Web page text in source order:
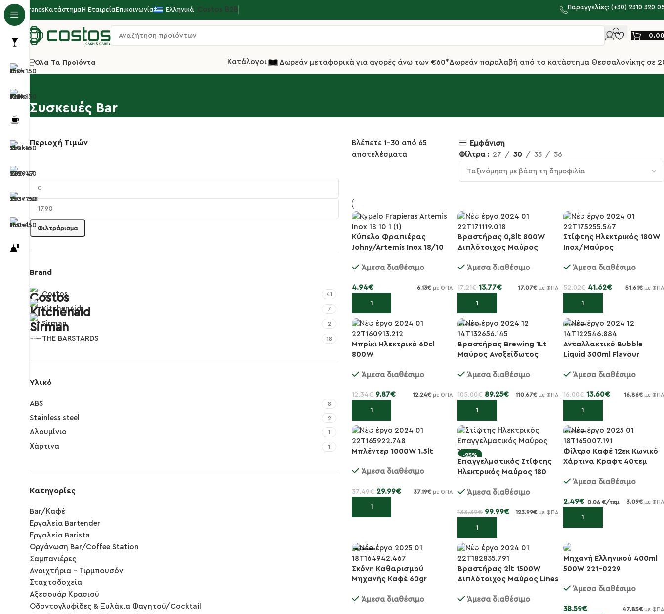
BrandsΚατάστημαΗ ΕταιρείαΕπικοινωνία Ελληνικά Costos Β2Β Παραγγελίες: (+30) 2310 320
0.00
Όλα Τα Προϊόντα Κατάλογοι Δωρεάν μεταφορικά για αγορές άνω των €60*Δωρεάν παραλαβή από το κατάστημα Θεσσαλονίκης σε
Συσκευές Bar
Περιοχή Τιμών
Φιλτράρισμα
Brand
Costos 41
KitchenAid 7
Sirman 2
THE BARSTARDS 18
Υλικό
ABS 8
Stainless steel 2
Αλουμίνιο 1
Χάρτινα 1
Κατηγορίες
Bar/Καφέ
Εργαλεία Bartender
Εργαλεία Barista
Οργάνωση Bar/Coffee Station
Σαμπανιέρες
Ανοιχτήρια - Τιρμπουσόν
Σταχτοδοχεία
Αξεσουάρ Κρασιού
Οδοντογλυφίδες & Ξυλάκια Φαγητού/Cocktail
Βλέπετε 1–30 από 65
αποτελέσματα
Εμφάνιση
Φίλτρα
27 30 33 36
Κύπελο Φραπιέρας
Johny/Artemis Inox 18/10
Άμεσα διαθέσιμο
4.94€ 6.13€ με ΦΠΑ
Προσθήκη στο καλάθι
-20%
Βραστήρας 0,8lt 800W
Διπλότοιχος Μαύρος
Άμεσα διαθέσιμο
17.21€ 13.77€ 17.07€ με ΦΠΑ
Προσθήκη στο καλάθι
-20%
Στίφτης Ηλεκτρικός 180W
Ιnox/Μαύρος
Άμεσα διαθέσιμο
52.02€ 41.62€ 51.61€ με ΦΠΑ
Προσθήκη στο καλάθι
-20%
Μπρίκι Ηλεκτρικό 60cl
800W
Άμεσα διαθέσιμο
12.34€ 9.87€ 12.24€ με ΦΠΑ
Προσθήκη στο καλάθι
-15%
Βραστήρας Brewing 1Lt
Μαύρος Ανοξείδωτος
Θερμ...
Άμεσα διαθέσιμο
105.00€ 89.25€ 110.67€ με ΦΠΑ
Προσθήκη στο καλάθι
-15%
Ανταλλακτικό Bubble
Liquid 300ml Flavour
Άμεσα διαθέσιμο
16.00€ 13.60€ 16.86€ με ΦΠΑ
Προσθήκη στο καλάθι
-20%
Μπλέντερ 1000W 1.5lt
Άμεσα διαθέσιμο
37.49€ 29.99€ 37.19€ με ΦΠΑ
Προσθήκη στο καλάθι
-25%
Επαγγελματικός Στίφτης
Ηλεκτρικός Μαύρος 180
Άμεσα διαθέσιμο
133.32€ 99.99€ 123.99€ με ΦΠΑ
Προσθήκη στο καλάθι
-10%
Φίλτρο Καφέ 12εκ Κωνικό
Χάρτινα Κραφτ 40τεμ
Άμεσα διαθέσιμο
2.49€ 0.06 €/τεμ 3.09€ με ΦΠΑ
Προσθήκη στο καλάθι
-15%
Σκόνη Καθαρισμού
Μηχανής Καφέ 60gr
Άμεσα διαθέσιμο
-10%
Βραστήρας 2lt 1500W
Διπλότοιχος Μαύρος Lines
Άμεσα διαθέσιμο
Μηχανή Ελληνικού 400ml
500W 221-0229
Άμεσα διαθέσιμο
38.59€ 47.85€ με ΦΠΑ